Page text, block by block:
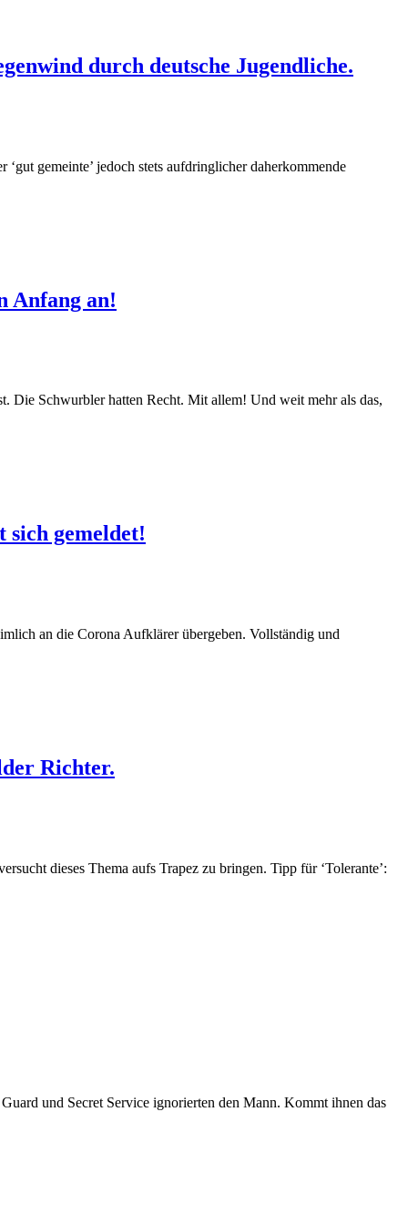
durch deutsche Jugendliche.
gemeinte’ jedoch stets aufdringlicher daherkommende
Anfang an!
Die Schwurbler hatten Recht. Mit allem! Und weit mehr als das,
sich gemeldet!
an die Corona Aufklärer übergeben. Vollständig und
Richter.
dieses Thema aufs Trapez zu bringen. Tipp für ‘Tolerante’:
und Secret Service ignorierten den Mann. Kommt ihnen das